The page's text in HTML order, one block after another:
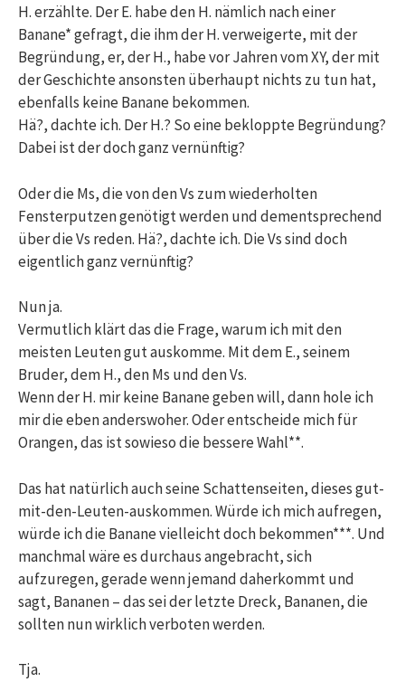
H. erzählte. Der E. habe den H. nämlich nach einer
Banane* gefragt, die ihm der H. verweigerte, mit der
Begründung, er, der H., habe vor Jahren vom XY, der mit
der Geschichte ansonsten überhaupt nichts zu tun hat,
ebenfalls keine Banane bekommen.
Hä?, dachte ich. Der H.? So eine bekloppte Begründung?
Dabei ist der doch ganz vernünftig?
Oder die Ms, die von den Vs zum wiederholten
Fensterputzen genötigt werden und dementsprechend
über die Vs reden. Hä?, dachte ich. Die Vs sind doch
eigentlich ganz vernünftig?
Nun ja.
Vermutlich klärt das die Frage, warum ich mit den
meisten Leuten gut auskomme. Mit dem E., seinem
Bruder, dem H., den Ms und den Vs.
Wenn der H. mir keine Banane geben will, dann hole ich
mir die eben anderswoher. Oder entscheide mich für
Orangen, das ist sowieso die bessere Wahl**.
Das hat natürlich auch seine Schattenseiten, dieses gut-
mit-den-Leuten-auskommen. Würde ich mich aufregen,
würde ich die Banane vielleicht doch bekommen***. Und
manchmal wäre es durchaus angebracht, sich
aufzuregen, gerade wenn jemand daherkommt und
sagt, Bananen – das sei der letzte Dreck, Bananen, die
sollten nun wirklich verboten werden.
Tja.